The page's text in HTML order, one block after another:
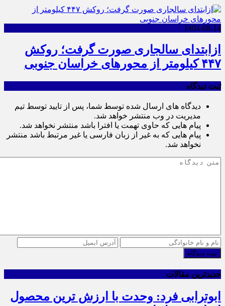
1404-08-14
ازابتدای سالجاری صورت گرفت؛ روکش
۴۴۷ کیلومتر از محورهای خراسان جنوبی
ثبت دیدگاه
دیدگاه های ارسال شده توسط شما، پس از تایید توسط تیم
مدیریت در وب منتشر خواهد شد.
پیام هایی که حاوی تهمت یا افترا باشد منتشر نخواهد شد.
پیام هایی که به غیر از زبان فارسی یا غیر مرتبط باشد منتشر
نخواهد شد.
ثبت دیدگاه
جدیدترین مقالات
ابوترابی فرد: وحدت با ارزش ترین محصول